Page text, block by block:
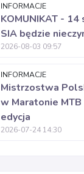
INFORMACJE
KOMUNIKAT -
SIA będzie
2026-08-03 09:57
INFORMACJE
Mistrzostwa
w Maratonie
edycja
2026-07-24 14:30